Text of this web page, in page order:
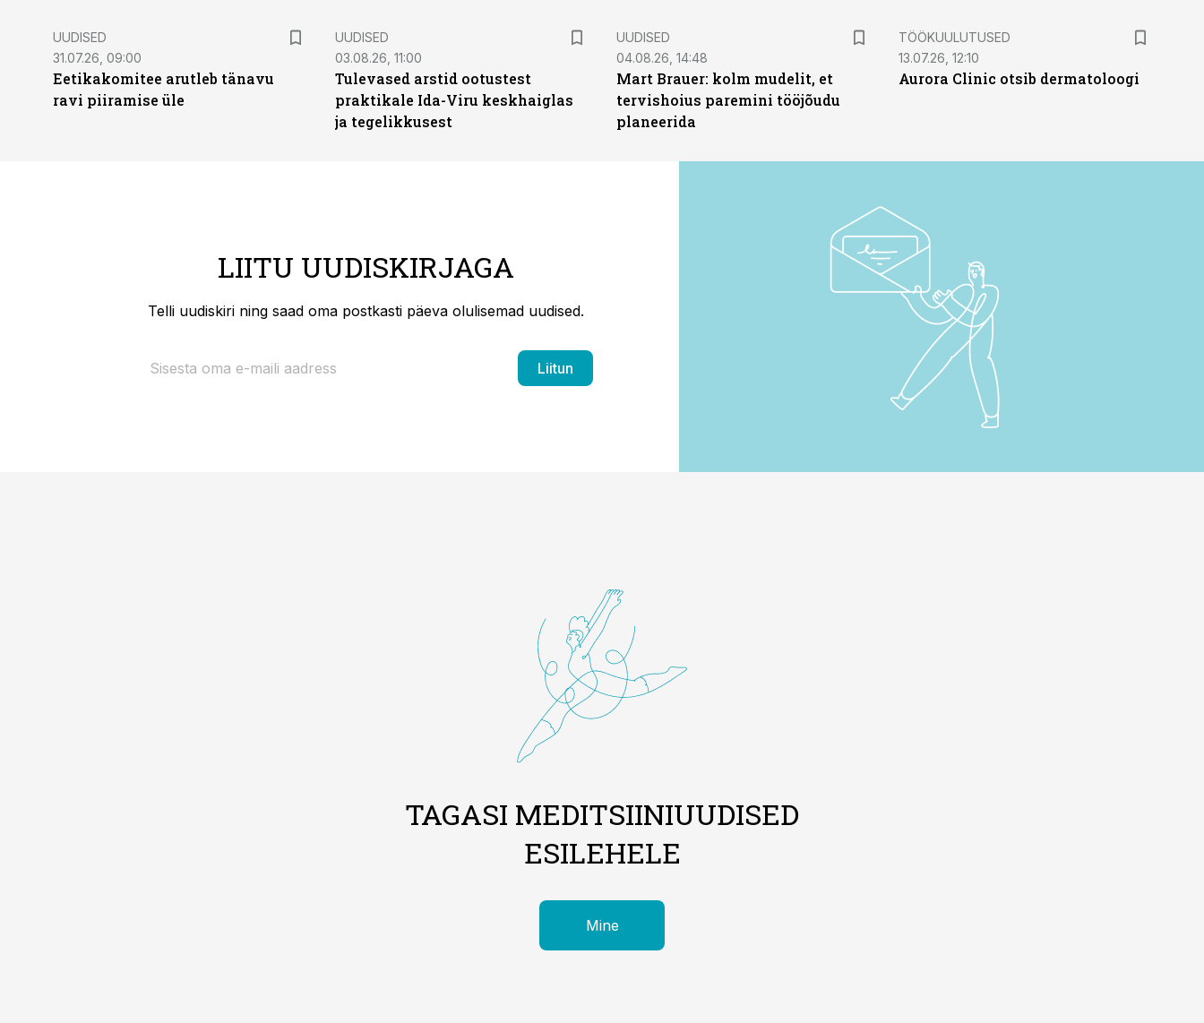
UUDISED
31.07.26, 09:00
Eetikakomitee arutleb tänavu
ravi piiramise üle
UUDISED
03.08.26, 11:00
Tulevased arstid ootustest
praktikale Ida-Viru keskhaiglas
ja tegelikkusest
UUDISED
04.08.26, 14:48
Mart Brauer: kolm mudelit, et
tervishoius paremini tööjõudu
planeerida
ST
TÖÖKUULUTUSED
13.07.26, 12:10
Aurora Clinic otsib dermatoloogi
LIITU UUDISKIRJAGA
Telli uudiskiri ning saad oma postkasti päeva olulisemad uudised.
Liitun
TAGASI MEDITSIINIUUDISED
ESILEHELE
Mine